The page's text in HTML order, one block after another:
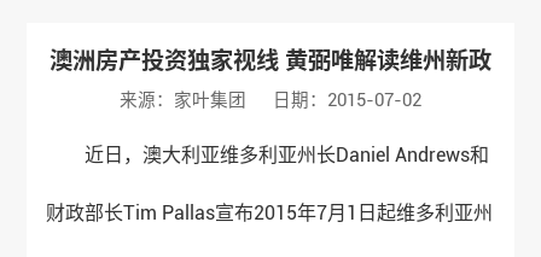
澳洲房产投资独家视线 黄弼唯解读维州新政
来源：家叶集团 日期：2015-07-02
近日，澳大利亚维多利亚州长Daniel Andrews和
财政部长Tim Pallas宣布2015年7月1日起维多利亚州